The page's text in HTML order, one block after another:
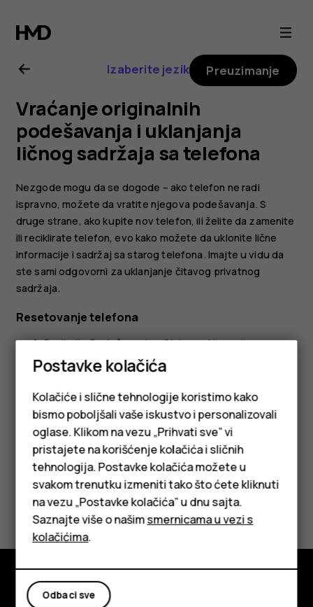
Uputstvo
za
korisnike
telefona
Nokia
G21
Pametni telefoni
Klasični telefoni
Tableti
Izaberite jezik Preuzimanje
Vraćanje originalnih
podešavanja i uklanjanja
ličnog sadržaja sa telefona
Nezgode mogu da se dogode – ako telefon ne radi
ispravno, možete da vratite njegova podešavanja. S
druge strane, ako kupite nov telefon, ili želite da zamenite
ili reciklirate telefon, evo kako možete da uklonite lične
informacije i sadržaj sa starog telefona. Imajte u vidu da
ste sami odgovorni za uklanjanje čitavog privatnog
sadržaja.
Resetovanje telefona
DodirnitePodešavanja>Sistem>Napredna>
Opcije resetovanja >Obriši sve podatke
(resetovanje na fabrička podešavanja)
Sledite uputstva prikazana na telefonu.
Da li vam je ovo bilo korisno?
Da Ne
Istražite
Postavke kolačića
Kolačiće i slične tehnologije koristimo kako
bismo poboljšali vaše iskustvo i personalizovali
oglase. Klikom na vezu „Prihvati sve” vi
pristajete na korišćenje kolačića i sličnih
tehnologija. Postavke kolačića možete u
svakom trenutku izmeniti tako što ćete kliknuti
na vezu „Postavke kolačića” u dnu sajta.
Saznajte više o našimsmernicama u vezi s
kolačićima.
Odbaci sve